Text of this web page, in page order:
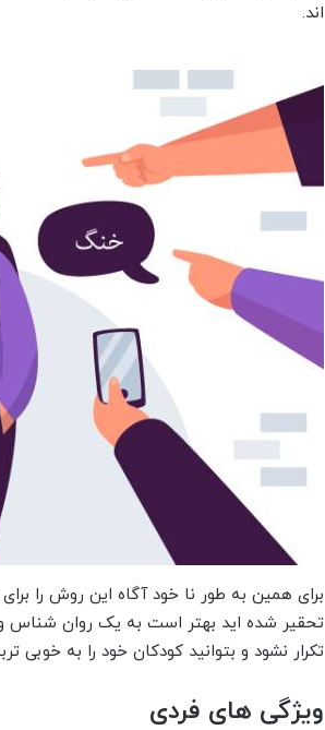
اند.
برای همین به طور نا خود آگاه این روش را
تحقیر شده اید بهتر است به یک روان شناس و
تکرار نشود و بتوانید کودکان خود را به خوبی
ویژگی های فردی